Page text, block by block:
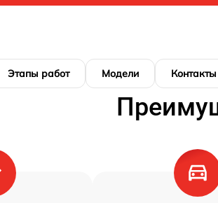
Этапы работ Модели Контакты